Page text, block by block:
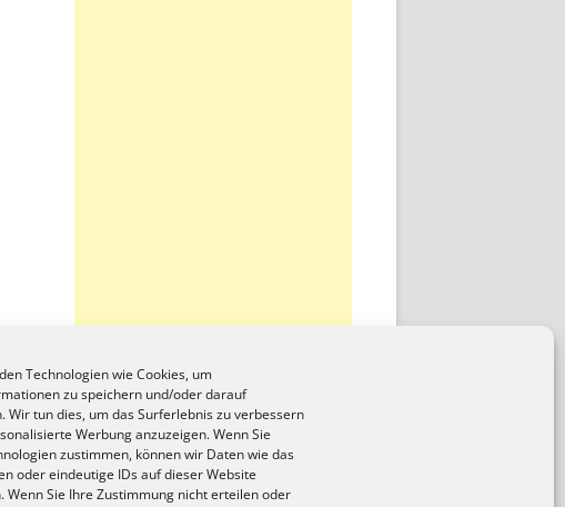
Technologien wie Cookies, um
zu speichern und/oder darauf
Wir tun dies, um das Surferlebnis zu verbessern
Werbung anzuzeigen. Wenn Sie
zustimmen, können wir Daten wie das
oder eindeutige IDs auf dieser Website
Wenn Sie Ihre Zustimmung nicht erteilen oder